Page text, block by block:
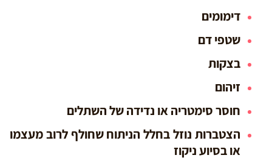
דימומים
שטפי דם
בצקות
זיהום
חוסר סימטריה או נדידה של השתלים
הצטברות נוזל בחלל הניתוח שחולף לרוב מעצמו
או בסיוע ניקוז